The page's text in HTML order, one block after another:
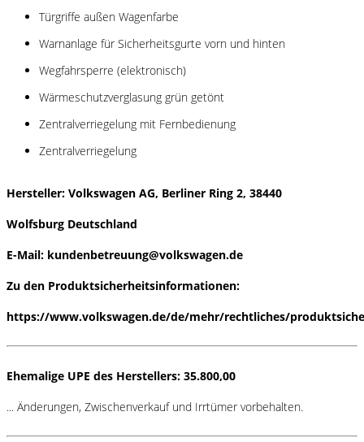
Türgriffe außen Wagenfarbe
Warnanlage für Sicherheitsgurte vorn und hinten
Wegfahrsperre (elektronisch)
Wärmeschutzverglasung grün getönt
Zentralverriegelung mit Fernbedienung
Zentralverriegelung
Hersteller: Volkswagen AG, Berliner Ring 2, 38440
Wolfsburg Deutschland
E-Mail: kundenbetreuung@volkswagen.de
Zu den Produktsicherheitsinformationen:
https://www.volkswagen.de/de/mehr/rechtliches/
Ehemalige UPE des Herstellers: 35.800,00
... Änderungen, Zwischenverkauf und Irrtümer vorbehalten.